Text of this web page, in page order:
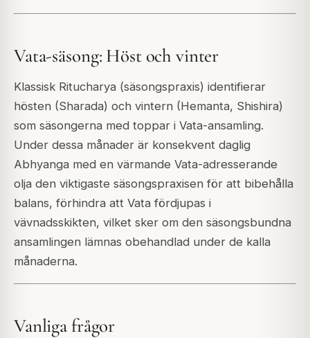
Vata-säsong: Höst och vinter
Klassisk Ritucharya (säsongspraxis) identifierar
hösten (Sharada) och vintern (Hemanta, Shishira)
som säsongerna med toppar i Vata-ansamling.
Under dessa månader är konsekvent daglig
Abhyanga med en värmande Vata-adresserande
olja den viktigaste säsongspraxisen för att bibehålla
balans, förhindra att Vata fördjupas i
vävnadsskikten, vilket sker om den säsongsbundna
ansamlingen lämnas obehandlad under de kalla
månaderna.
Vanliga frågor